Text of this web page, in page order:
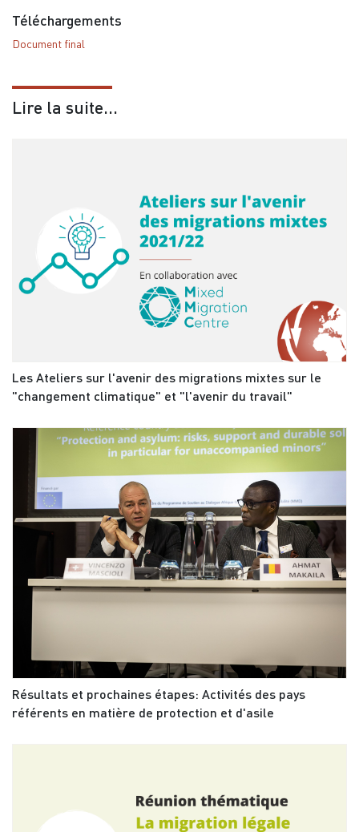
Téléchargements
Document final
Lire la suite...
Les Ateliers sur l'avenir des migrations mixtes sur le
"changement climatique" et "l'avenir du travail"
Résultats et prochaines étapes: Activités des pays
référents en matière de protection et d'asile